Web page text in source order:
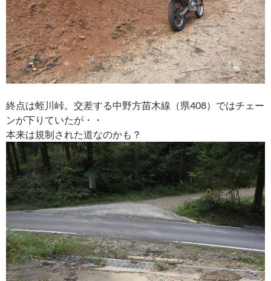
終点は蛭川峠。交差する中野方苗木線（県408）ではチェー
ンが下りていたが・・
本来は規制された道なのかも？